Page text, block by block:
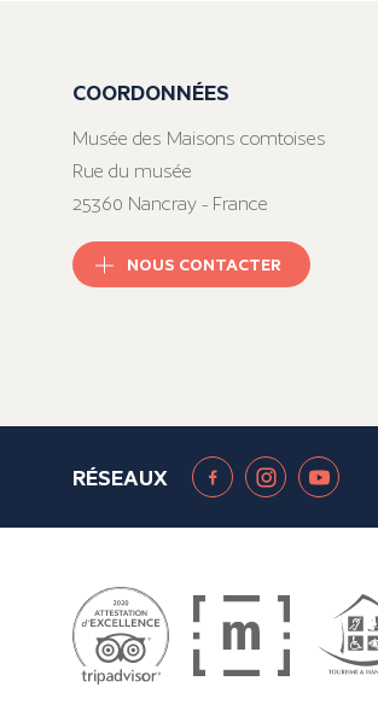
COORDONNÉES
Musée des Maisons comtoises
Rue du musée
25360 Nancray - France
NOUS CONTACTER
RÉSEAUX